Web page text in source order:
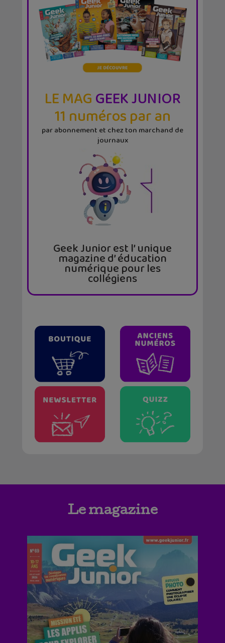
LE MAGGEEK JUNIOR
11 numéros par an
par abonnement et chez ton marchand de
journaux
Geek Junior est l’ unique
magazine d’ éducation
numérique pour les
collégiens
Le magazine